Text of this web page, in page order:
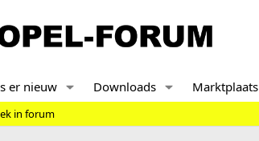
er nieuw Downloads Marktplaats
in forum